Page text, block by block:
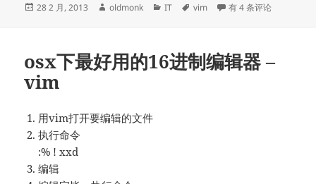
发
28 2 月, 2013
作
oldmonk
分
IT
标
vim VIM粘贴时的自动缩进
有 4 条评论
osx下最好用的16进制编辑器 –
vim
用vim打开要编辑的文件
执行命令
:% ! xxd
编辑